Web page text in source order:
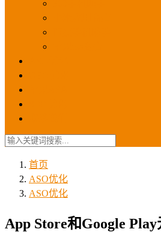
首页
ASO优化
ASO优化
App Store和Google